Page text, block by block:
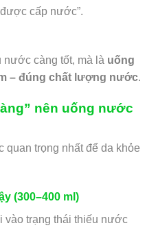
cấp nước”.
nước càng tốt, mà là uống
– đúng chất lượng nước.
nên uống nước
(300–400 ml)
vào trạng thái thiếu nước